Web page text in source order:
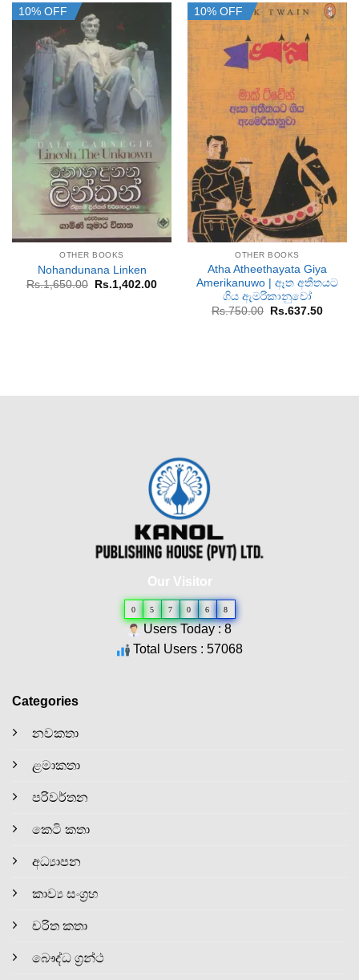
10% OFF
OTHER BOOKS
Nohandunana Linken
Rs.1,650.00
Original
Rs.1,402.00Current
Rs.1,402.00.
10% OFF
OTHER BOOKS
Atha Atheethayata Giya
Amerikanuwo | ඈත අතීතයට
ගිය ඇමරිකානුවෝ
Rs.750.00
Original
Rs.637.50
Our Visitor
0 5 7 0 6 8
Users Today : 8
Total Users : 57068
Categories
නවකතා
ළමාකතා
පරිවර්තන
කෙටි කතා
අධ්‍යාපන
කාව්‍ය සංග්‍රහ
චරිත කතා
බෞද්ධ ග්‍රන්ථ